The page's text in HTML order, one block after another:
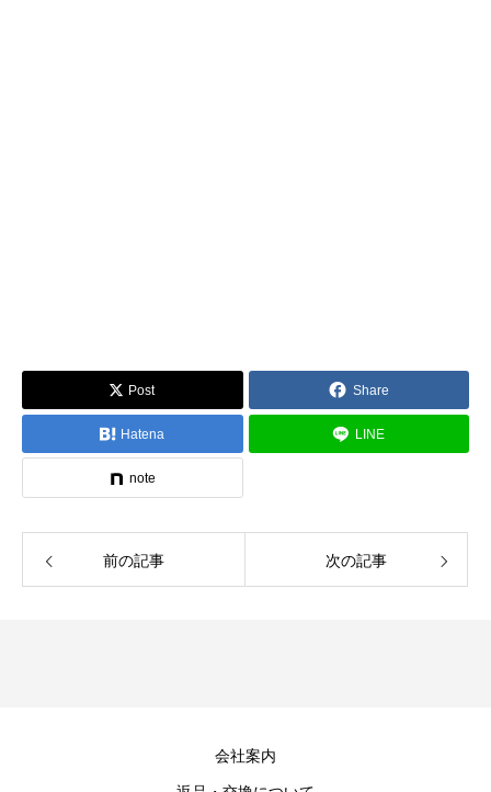
Post Share
Hatena LINE
note
前の記事 次の記事
会社案内